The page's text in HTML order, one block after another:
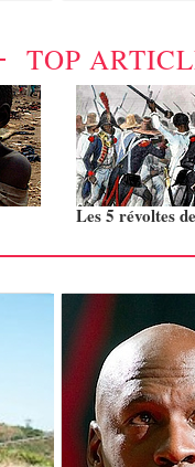
TOP
Les 5 révoltes